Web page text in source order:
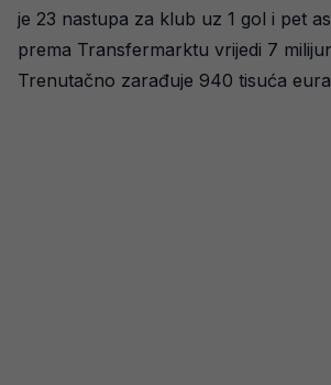
je 23 nastupa za klub uz 1 gol i pet
prema Transfermarktu vrijedi 7
Trenutačno zarađuje 940 tisuća